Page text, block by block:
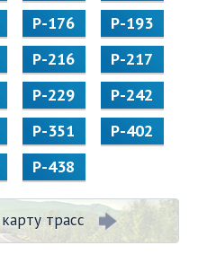
Р-176
Р-193
Р-216
Р-217
Р-229
Р-242
Р-351
Р-402
Р-438
трасс